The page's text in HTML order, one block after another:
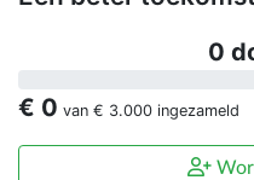
0
€ 0 van € 3.000 ingezameld